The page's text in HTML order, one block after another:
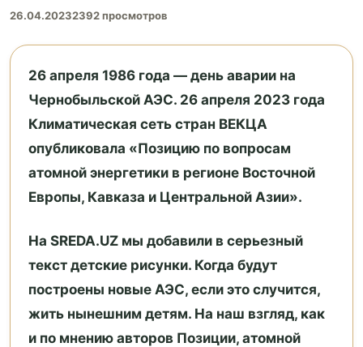
26.04.20232392 просмотров
26 апреля 1986 года — день аварии на
Чернобыльской АЭС. 26 апреля 2023 года
Климатическая сеть стран ВЕКЦА
опубликовала «Позицию по вопросам
атомной энергетики в регионе Восточной
Европы, Кавказа и Центральной Азии».
На SREDA.UZ мы добавили в серьезный
текст детские рисунки. Когда будут
построены новые АЭС, если это случится,
жить нынешним детям. На наш взгляд, как
и по мнению авторов Позиции, атомной